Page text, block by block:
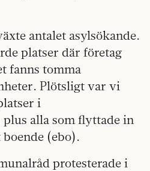
antalet asylsökande.
platser där företag
fanns tomma
Plötsligt var vi
i
alla som flyttade in
(ebo).
protesterade i